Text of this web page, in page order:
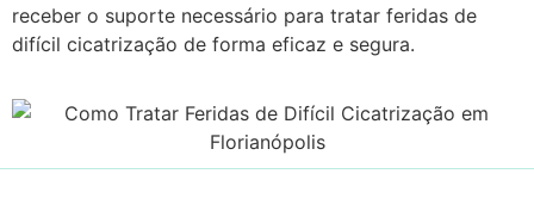
receber o suporte necessário para tratar feridas de
difícil cicatrização de forma eficaz e segura.